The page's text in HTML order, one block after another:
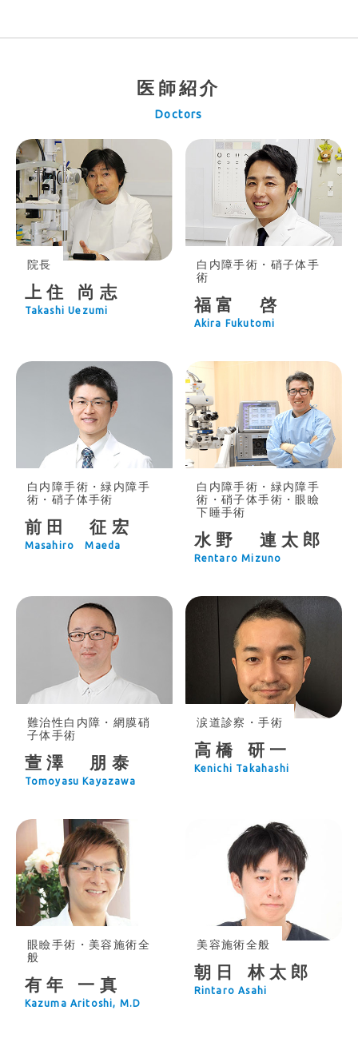
医師紹介
Doctors
院長
上住 尚志
Takashi Uezumi
白内障手術・硝子体手
術
福富 啓
Akira Fukutomi
白内障手術・緑内障手
術・硝子体手術
前田 征宏
Masahiro Maeda
白内障手術・緑内障手
術・硝子体手術・眼瞼
下睡手術
水野 連太郎
Rentaro Mizuno
難治性白内障・網膜硝
子体手術
萱澤 朋泰
Tomoyasu Kayazawa
涙道診察・手術
高橋 研一
Kenichi Takahashi
眼瞼手術・美容施術全
般
有年 一真
Kazuma Aritoshi, M.D
美容施術全般
朝日 林太郎
Rintaro Asahi